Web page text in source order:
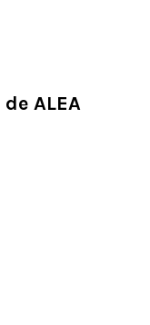
de ALEA